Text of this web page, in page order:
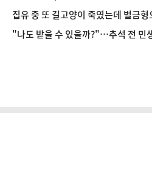
집유 중 또 길고양이 죽였는데 벌금
"나도 받을 수 있을까?"…추석 전 민